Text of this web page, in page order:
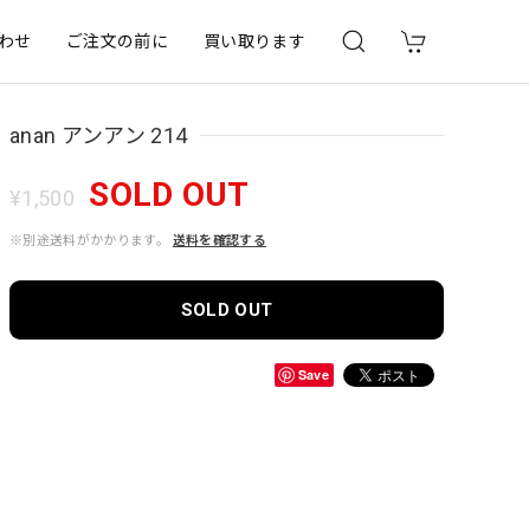
せ ご注文の前に 買い取ります
anan アンアン 214
¥1,500 SOLD OUT
※別途送料がかかります。 送料を確認する
SOLD OUT
Save